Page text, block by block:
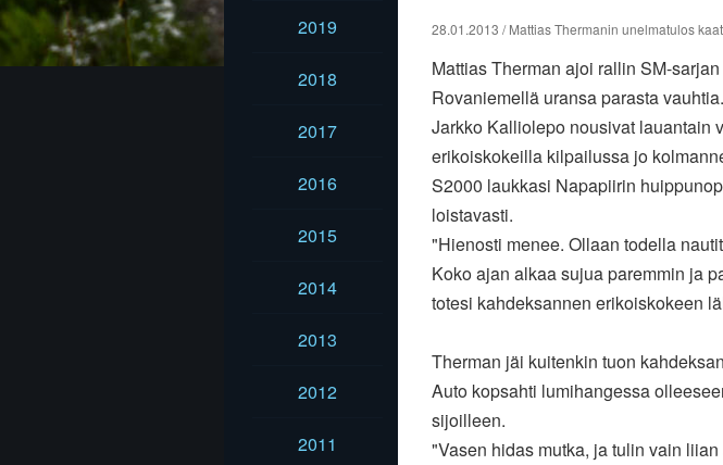
2019
2018
2017
2016
2015
2014
2013
2012
2011
28.01.2013 / Mattias Thermanin unelmatulos
Mattias Therman ajoi rallin SM-
Rovaniemellä uransa parasta
Jarkko Kalliolepo nousivat lauantain
erikoiskokeilla kilpailussa jo
S2000 laukkasi Napapiirin
loistavasti.
"Hienosti menee. Ollaan todella
Koko ajan alkaa sujua paremmin ja
totesi kahdeksannen erikoiskokeen
Therman jäi kuitenkin tuon
Auto kopsahti lumihangessa
sijoilleen.
"Vasen hidas mutka, ja tulin vain